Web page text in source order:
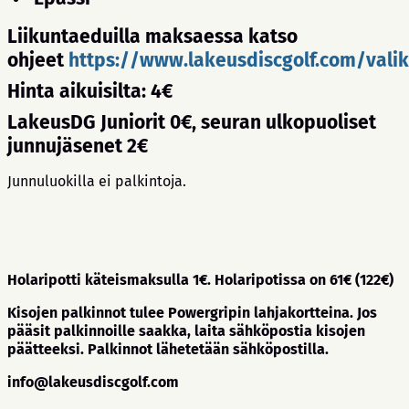
Liikuntaeduilla maksaessa katso
ohjeet https://www.lakeusdiscgolf.com/
Hinta aikuisilta: 4€
LakeusDG Juniorit 0€, seuran ulkopuoliset
junnujäsenet 2€
Junnuluokilla ei palkintoja.
Holaripotti käteismaksulla 1€. Holaripotissa on 61€ (122€)
Kisojen palkinnot tulee Powergripin lahjakortteina. Jos
pääsit palkinnoille saakka, laita sähköpostia kisojen
päätteeksi. Palkinnot lähetetään sähköpostilla.
info@lakeusdiscgolf.com